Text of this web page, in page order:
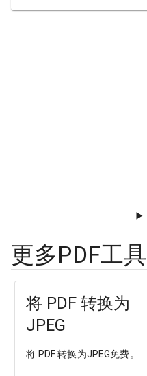
更多PDF工具
将 PDF 转换为
JPEG
将 PDF 转换为JPEG免费。